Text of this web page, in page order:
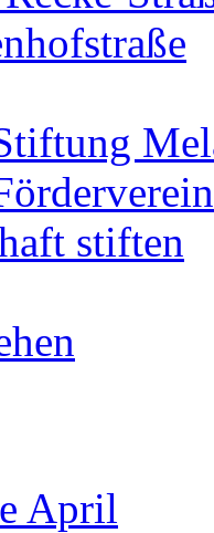
stiften
April